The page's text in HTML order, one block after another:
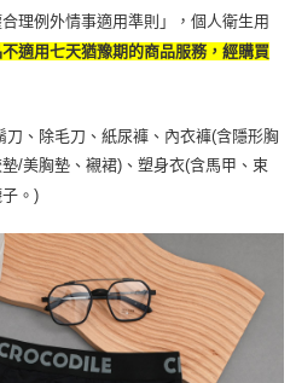
額度不足之情形，本公司將視審查結果
人資訊註冊。若發現惡意使用之情形，
用戶之使用額度並採取法律行動。
出貨)
)免運費
理例外情事適用準則」，個人衛生用
適用七天猶豫期的商品服務，經購買
、除毛刀、紙尿褲、內衣褲(含隱形胸
/美胸墊、襯裙)、塑身衣(含馬甲、束
。)